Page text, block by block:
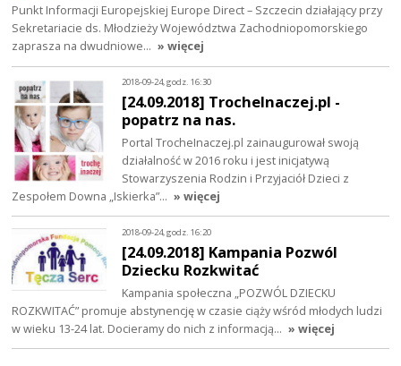
Punkt Informacji Europejskiej Europe Direct – Szczecin działający przy
Sekretariacie ds. Młodzieży Województwa Zachodniopomorskiego
zaprasza na dwudniowe… » więcej
2018-09-24, godz. 16:30
[24.09.2018] TrocheInaczej.pl -
popatrz na nas.
Portal TrocheInaczej.pl zainaugurował swoją
działalność w 2016 roku i jest inicjatywą
Stowarzyszenia Rodzin i Przyjaciół Dzieci z
Zespołem Downa „Iskierka”… » więcej
2018-09-24, godz. 16:20
[24.09.2018] Kampania Pozwól
Dziecku Rozkwitać
Kampania społeczna „POZWÓL DZIECKU
ROZKWITAĆ” promuje abstynencję w czasie ciąży wśród młodych ludzi
w wieku 13-24 lat. Docieramy do nich z informacją… » więcej